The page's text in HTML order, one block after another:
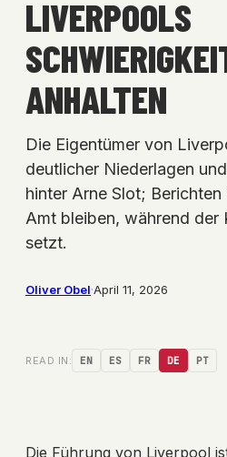
LIVERPOOLS
ANHALTEN
Die Eigentümer von
deutlicher Niederlagen
hinter Arne Slot;
Amt bleiben, während der
setzt.
Oliver Obel·April 11, 2026
READ IN: EN ES FR DE PT
Die Führung von Liverpool